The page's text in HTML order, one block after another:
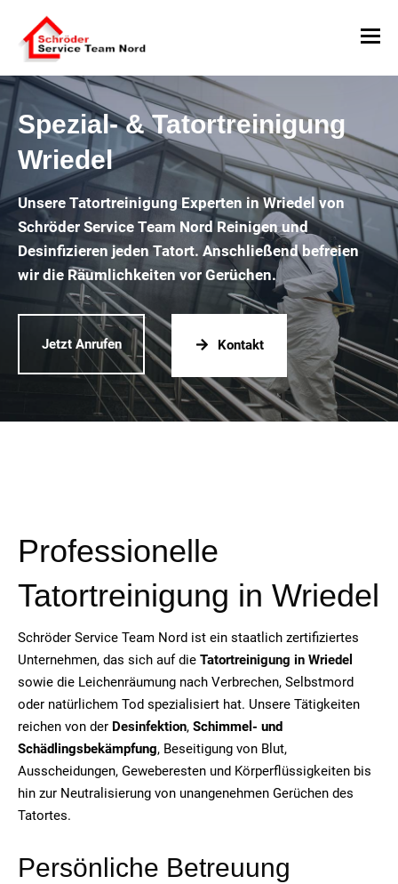
Spezial- & Tatortreinigung
Wriedel
Unsere Tatortreinigung Experten in Wriedel von
Schröder Service Team Nord Reinigen und
Desinfizieren jeden Tatort. Anschließend befreien
wir die Räumlichkeiten vor Gerüchen.
Jetzt Anrufen Kontakt
Professionelle
Tatortreinigung in Wriedel
Schröder Service Team Nord ist ein staatlich zertifiziertes
Unternehmen, das sich auf die Tatortreinigung in Wriedel
sowie die Leichenräumung nach Verbrechen, Selbstmord
oder natürlichem Tod spezialisiert hat. Unsere Tätigkeiten
reichen von der Desinfektion, Schimmel- und
Schädlingsbekämpfung, Beseitigung von Blut,
Ausscheidungen, Geweberesten und Körperflüssigkeiten bis
hin zur Neutralisierung von unangenehmen Gerüchen des
Tatortes.
Persönliche Betreuung